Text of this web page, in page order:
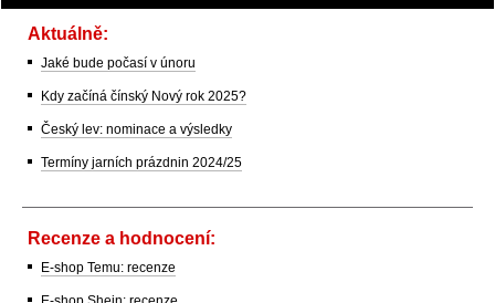
Aktuálně:
Jaké bude počasí v únoru
Kdy začíná čínský Nový rok 2025?
Český lev: nominace a výsledky
Termíny jarních prázdnin 2024/25
Recenze a hodnocení:
E-shop Temu: recenze